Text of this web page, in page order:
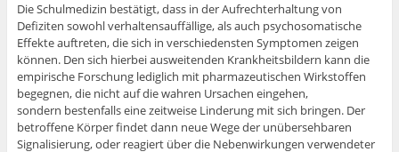
Die Schulmedizin bestätigt, dass in der Aufrechterhaltung von
Defiziten sowohl verhaltensauffällige, als auch psychosomatische
Effekte auftreten, die sich in verschiedensten Symptomen zeigen
können. Den sich hierbei ausweitenden Krankheitsbildern kann die
empirische Forschung lediglich mit pharmazeutischen Wirkstoffen
begegnen, die nicht auf die wahren Ursachen eingehen,
sondern bestenfalls eine zeitweise Linderung mit sich bringen. Der
betroffene Körper findet dann neue Wege der unübersehbaren
Signalisierung, oder reagiert über die Nebenwirkungen verwendeter